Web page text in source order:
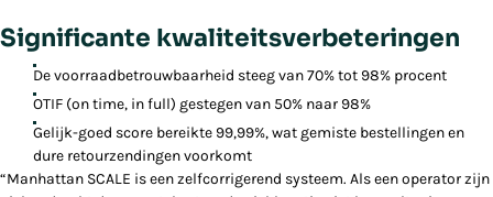
Significante kwaliteitsverbeteringen
De voorraadbetrouwbaarheid steeg van 70% tot 98% procent
OTIF (on time, in full) gestegen van 50% naar 98%
Gelijk-goed score bereikte 99,99%, wat gemiste bestellingen en
dure retourzendingen voorkomt
“Manhattan SCALE is een zelfcorrigerend systeem. Als een operator zijn